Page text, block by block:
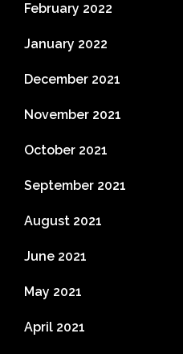
February 2022
January 2022
December 2021
November 2021
October 2021
September 2021
August 2021
June 2021
May 2021
April 2021